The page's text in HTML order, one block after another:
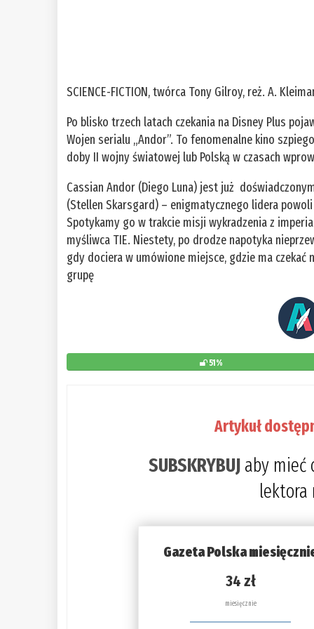
SCIENCE-FICTION, twórca Tony Gilroy, reż. A.
Po blisko trzech latach czekania na Disney Plus
Wojen serialu „Andor”. To fenomenalne kino
doby II wojny światowej lub Polską w czasach
Cassian Andor (Diego Luna) jest już
(Stellen Skarsgard) – enigmatycznego lidera
Spotykamy go w trakcie misji wykradzenia z
myśliwca TIE. Niestety, po drodze napotyka
gdy dociera w umówione miejsce, gdzie ma
grupę
51%
Artykuł
SUBSKRYBUJ aby mieć
lektora
Gazeta Polska
34 zł
miesięcznie